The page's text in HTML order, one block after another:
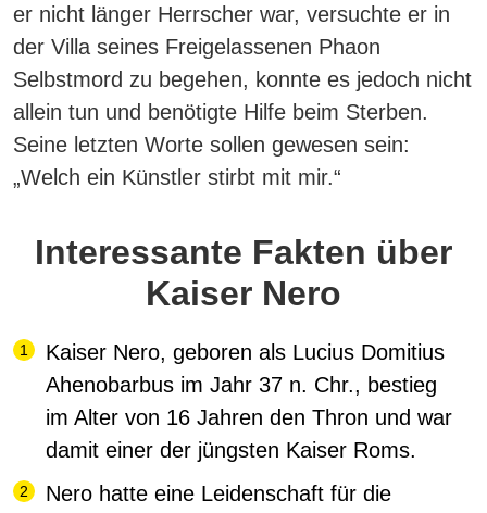
er nicht länger Herrscher war, versuchte er in
der Villa seines Freigelassenen Phaon
Selbstmord zu begehen, konnte es jedoch nicht
allein tun und benötigte Hilfe beim Sterben.
Seine letzten Worte sollen gewesen sein:
„Welch ein Künstler stirbt mit mir.“
Interessante Fakten über
Kaiser Nero
Kaiser Nero, geboren als Lucius Domitius
Ahenobarbus im Jahr 37 n. Chr., bestieg
im Alter von 16 Jahren den Thron und war
damit einer der jüngsten Kaiser Roms.
Nero hatte eine Leidenschaft für die